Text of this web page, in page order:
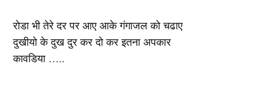
रोडा भी तेरे दर पर आए आके गंगाजल को चढाए
दुखीयो के दुख दुर कर दो कर इतना अपकार
कावडिया …..